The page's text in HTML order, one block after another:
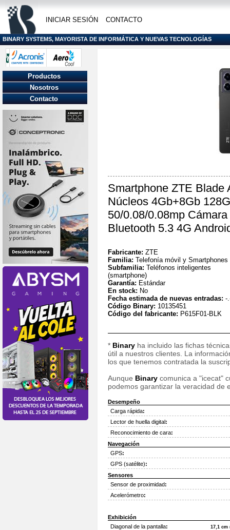
INICIAR SESIÓN CONTACTO
BINARY SYSTEMS, MAYORISTA DE INFORMÁTICA Y NUEVAS TECNOLOGÍAS
Smartphone ZTE Blade
Núcleos 4Gb+8Gb
50/0.08/0.08mp
Bluetooth 5.3 4G
Fabricante: ZTE
Familia: Telefonía móvil y Smartphones
Subfamilia: Teléfonos inteligentes
(smartphone)
Garantía: Estándar
En stock: No
Fecha estimada de nuevas entradas: -
Código Binary: 10135451
Código del fabricante: P615F01-BLK
* Binary ha incluido las fichas
útil a nuestros clientes. La
los que tenemos contratada la
Aunque Binary comunica a "icecat"
podemos garantizar la veracidad de
Desempeño
Carga rápida:
Lector de huella digital:
Reconocimiento de cara:
Navegación
GPS:
GPS (satélite):
Sensores
Sensor de proximidad:
Acelerómetro:
Exhibición
Diagonal de la pantalla: 17,1 cm
Productos
Nosotros
Contacto